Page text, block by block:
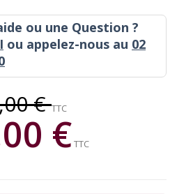
ou une Question ?
ou appelez-nous au 02
€TTC
€TTC